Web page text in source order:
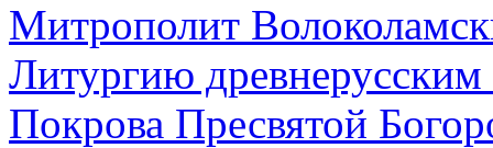
Митрополит
Литургию
Покрова Пресвятой